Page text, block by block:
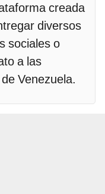
creada
diversos
sociales o
a las
Venezuela.